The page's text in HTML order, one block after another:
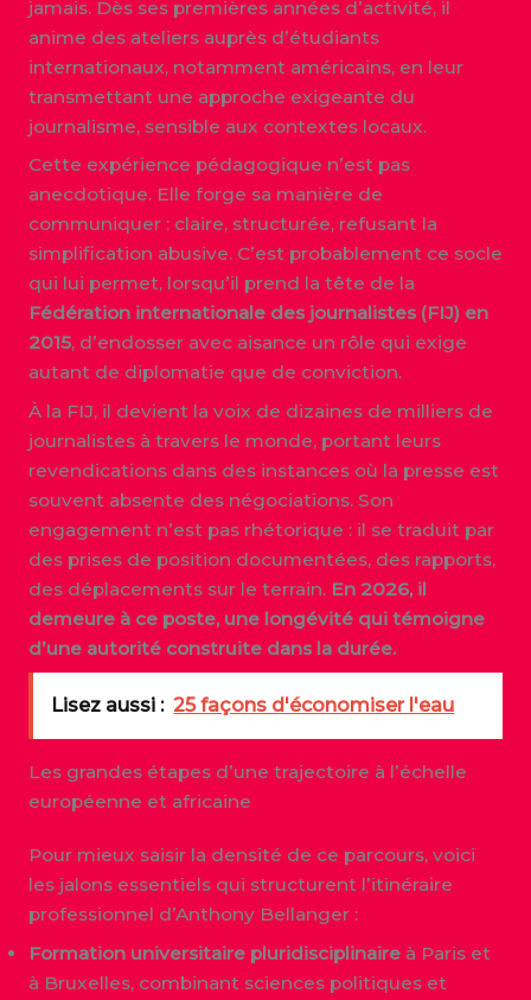
jamais. Dès ses premières années d’activité, il
anime des ateliers auprès d’étudiants
internationaux, notamment américains, en leur
transmettant une approche exigeante du
journalisme, sensible aux contextes locaux.
Cette expérience pédagogique n’est pas
anecdotique. Elle forge sa manière de
communiquer : claire, structurée, refusant la
simplification abusive. C’est probablement ce socle
qui lui permet, lorsqu’il prend la tête de la
Fédération internationale des journalistes (FIJ) en
2015, d’endosser avec aisance un rôle qui exige
autant de diplomatie que de conviction.
À la FIJ, il devient la voix de dizaines de milliers de
journalistes à travers le monde, portant leurs
revendications dans des instances où la presse est
souvent absente des négociations. Son
engagement n’est pas rhétorique : il se traduit par
des prises de position documentées, des rapports,
des déplacements sur le terrain. En 2026, il
demeure à ce poste, une longévité qui témoigne
d’une autorité construite dans la durée.
Lisez aussi : 25 façons d'économiser l'eau
Les grandes étapes d’une trajectoire à l’échelle
européenne et africaine
Pour mieux saisir la densité de ce parcours, voici
les jalons essentiels qui structurent l’itinéraire
professionnel d’Anthony Bellanger :
Formation universitaire pluridisciplinaireà Paris et
à Bruxelles, combinant sciences politiques et